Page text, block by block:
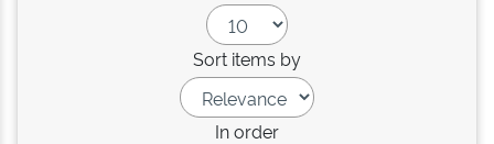
Sort items by
In order